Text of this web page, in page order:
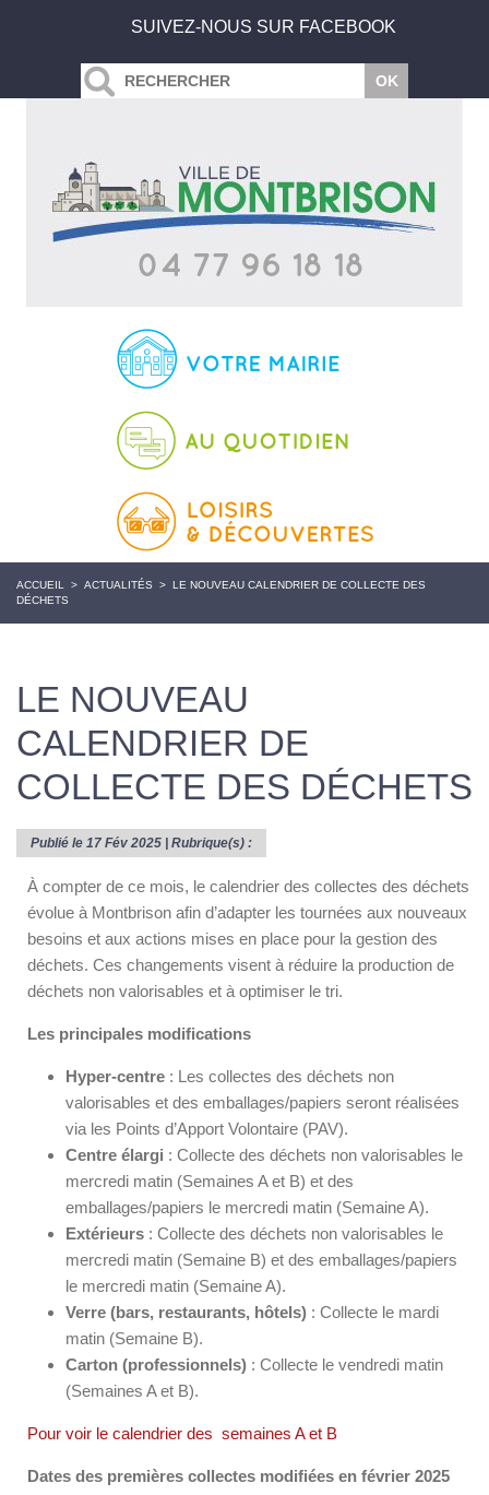
SUIVEZ-NOUS SUR FACEBOOK
ACCUEIL > ACTUALITÉS > LE NOUVEAU CALENDRIER DE COLLECTE DES
DÉCHETS
LE NOUVEAU
CALENDRIER DE
COLLECTE DES DÉCHETS
Publié le 17 Fév 2025 | Rubrique(s) :
À compter de ce mois, le calendrier des collectes des déchets
évolue à Montbrison afin d’adapter les tournées aux nouveaux
besoins et aux actions mises en place pour la gestion des
déchets. Ces changements visent à réduire la production de
déchets non valorisables et à optimiser le tri.
Les principales modifications
Hyper-centre : Les collectes des déchets non
valorisables et des emballages/papiers seront réalisées
via les Points d’Apport Volontaire (PAV).
Centre élargi : Collecte des déchets non valorisables le
mercredi matin (Semaines A et B) et des
emballages/papiers le mercredi matin (Semaine A).
Extérieurs : Collecte des déchets non valorisables le
mercredi matin (Semaine B) et des emballages/papiers
le mercredi matin (Semaine A).
Verre (bars, restaurants, hôtels) : Collecte le mardi
matin (Semaine B).
Carton (professionnels) : Collecte le vendredi matin
(Semaines A et B).
Pour voir le calendrier des semaines A et B
Dates des premières collectes modifiées en février 2025